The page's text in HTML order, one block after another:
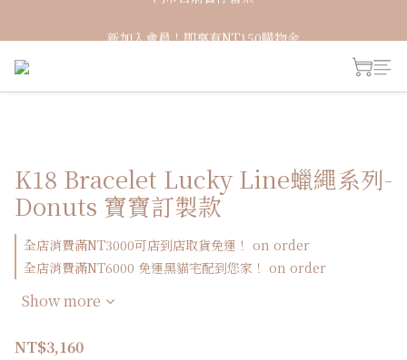
K18 Bracelet Lucky Line蠟繩系列-
Donuts 寶寶訂製款
全店消費滿NT3000可店到店取貨免運！ on order
全店消費滿NT6000 免運黑貓宅配到您家！ on order
Show more
NT$3,160